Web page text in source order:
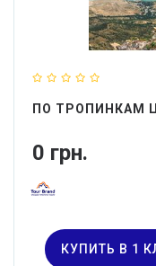
ПО ТРОПИНКАМ
0 грн.
КУПИТЬ В 1